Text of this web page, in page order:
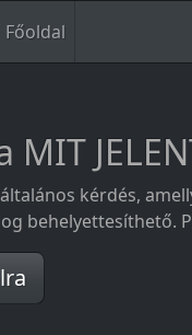
Főoldal
kérdés,
behelyettesíthető.